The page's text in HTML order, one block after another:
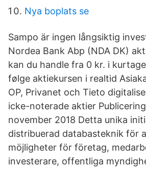
Nya boplats se
Sampo är ingen långsiktig
Nordea Bank Abp (NDA DK)
kan du handle fra 0 kr. i
følge aktiekursen i realtid
OP, Privanet och Tieto
icke-noterade aktier
november 2018 Detta unika
distribuerad databasteknik för
möjligheter för företag,
investerare, offentliga